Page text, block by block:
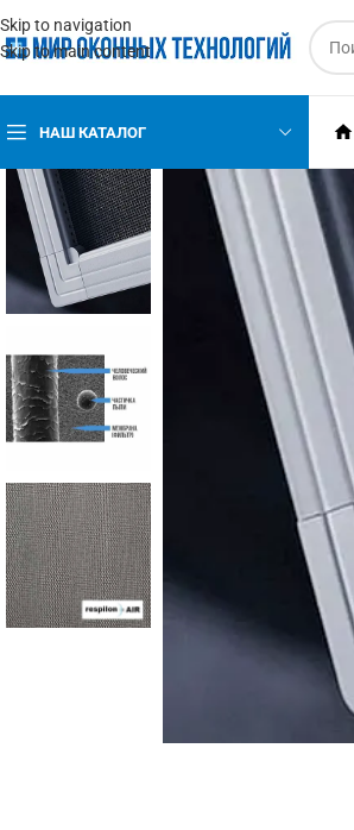
Skip to navigation
Skip to main content
НАШ КАТАЛОГ